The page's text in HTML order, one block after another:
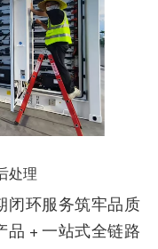
处理
闭环服务筑牢品质
品 + 一站式全链路